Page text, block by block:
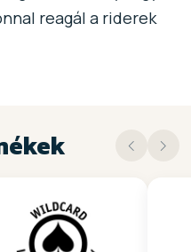
reagál a riderek